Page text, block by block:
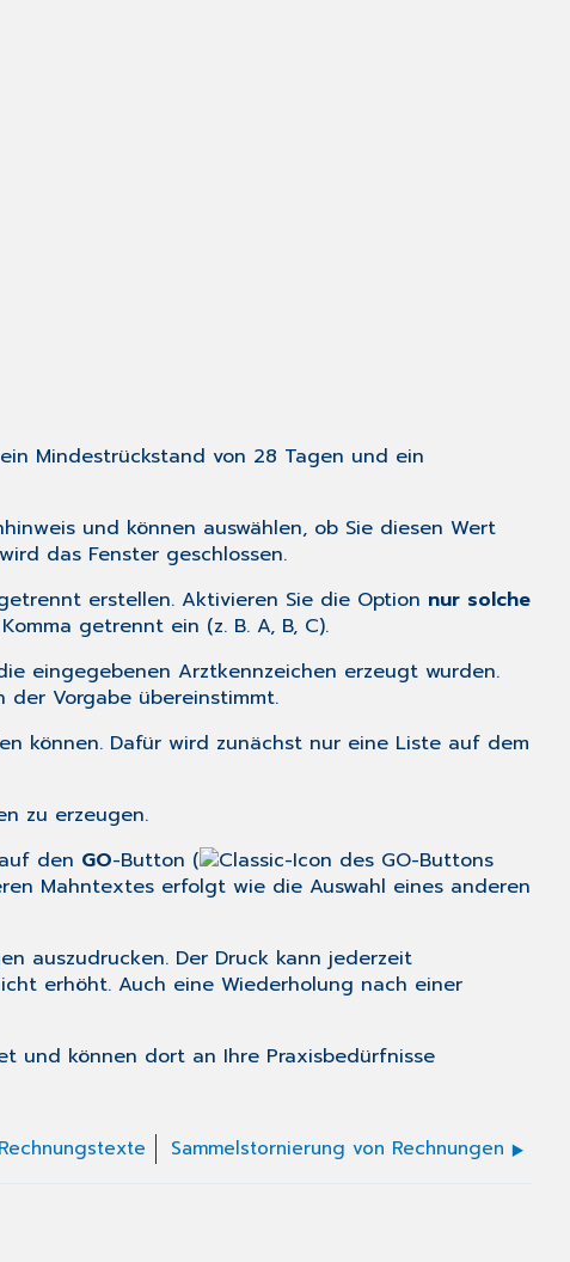
Mindestrückstand von 28 Tagen und ein
und können auswählen, ob Sie diesen Wert
das Fenster geschlossen.
erstellen. Aktivieren Sie die Option nur solche
getrennt ein (z. B. A, B, C).
eingegebenen Arztkennzeichen erzeugt wurden.
Vorgabe übereinstimmt.
können. Dafür wird zunächst nur eine Liste auf dem
zu erzeugen.
den GO-Button (
Mahntextes erfolgt wie die Auswahl eines anderen
auszudrucken. Der Druck kann jederzeit
erhöht. Auch eine Wiederholung nach einer
und können dort an Ihre Praxisbedürfnisse
Rechnungstexte Sammelstornierung von Rechnungen